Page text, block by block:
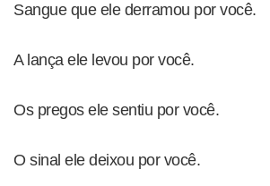
Sangue que ele derramou por você.
A lança ele levou por você.
Os pregos ele sentiu por você.
O sinal ele deixou por você.